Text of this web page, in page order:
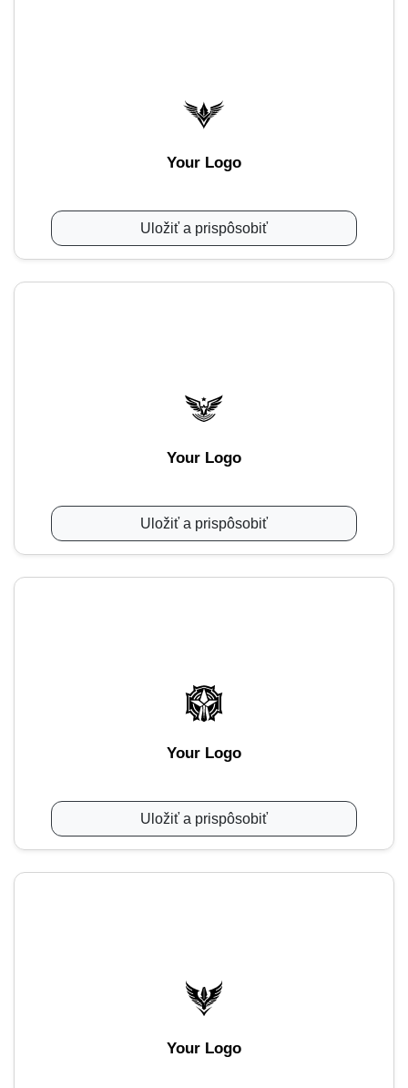
Your Logo
Uložiť a prispôsobiť
Your Logo
Uložiť a prispôsobiť
Your Logo
Uložiť a prispôsobiť
Your Logo